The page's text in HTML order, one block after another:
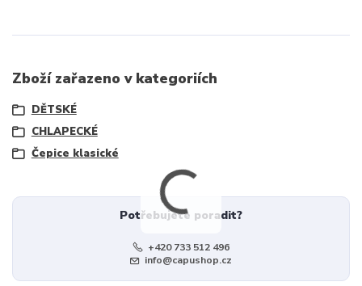
Zboží zařazeno v kategoriích
DĚTSKÉ
CHLAPECKÉ
Čepice klasické
Potřebujete poradit?
+420 733 512 496
info@capushop.cz